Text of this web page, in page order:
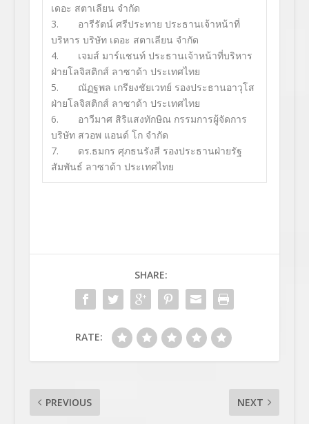
เดอะ สตาเลียน จำกัด
3. อารีรัตน์ ศรีประทาย ประธานเจ้าหน้าที่
บริหาร บริษัท เดอะ สตาเลียน จำกัด
4. เจมส์ มาร์แชนท์ ประธานเจ้าหน้าที่บริหาร
ฝ่ายโลจิสติกส์ ลาซาด้า ประเทศไทย
5. ณัฏฐพล เกรียงชัยเวทย์ รองประธานอาวุโส
ฝ่ายโลจิสติกส์ ลาซาด้า ประเทศไทย
6. อาวีมาศ สิริแสงทักษิณ กรรมการผู้จัดการ
บริษัท สวอพ แอนด์ โก จำกัด
7. ดร.ธมกร ศุภธนรังสี รองประธานฝ่ายรัฐ
สัมพันธ์ ลาซาด้า ประเทศไทย
SHARE:
RATE:
PREVIOUS NEXT